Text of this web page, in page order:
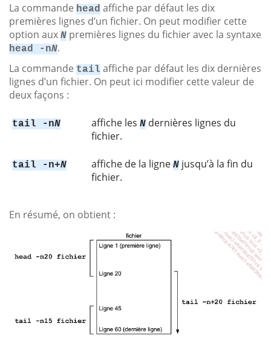
La commande head affiche par défaut les dix
premières lignes d’un fichier. On peut modifier cette
option aux N premières lignes du fichier avec la syntaxe
head -nN.
La commande tail affiche par défaut les dix dernières
lignes d’un fichier. On peut ici modifier cette valeur de
deux façons :
tail -nN affiche les N dernières lignes du
fichier.
tail -n+N affiche de la ligne N jusqu’à la fin du
fichier.
En résumé, on obtient :